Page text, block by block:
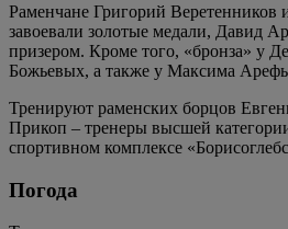
Раменчане Григорий Веретенников
завоевали золотые медали, Давид
призером. Кроме того, «бронза» у
Божьевых, а также у Максима
Тренируют раменских борцов
Прикоп – тренеры высшей
спортивном комплексе
Погода